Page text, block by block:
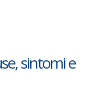
sintomi e